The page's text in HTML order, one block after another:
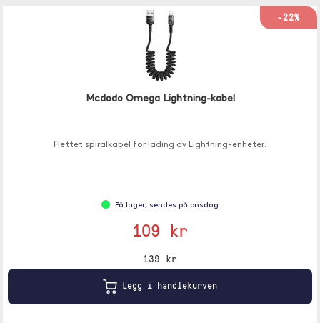
-22%
Mcdodo Omega Lightning-kabel
Flettet spiralkabel for lading av Lightning-enheter.
På lager, sendes på onsdag
109 kr
139 kr
Legg i handlekurven